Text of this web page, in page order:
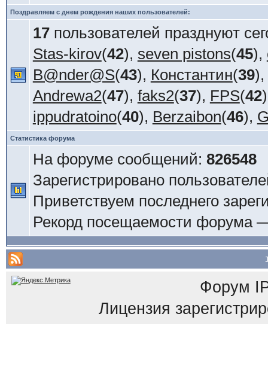
Поздравляем с днем рождения наших пользователей:
17пользователей празднуют
Stas-kirov(42), seven pistons(45),
B@nder@S(43), Константин(39),
Andrewa2(47), faks2(37), FPS(42
ippudratoino(40), Berzaibon(46),
Статистика форума
На форуме сообщений: 826548
Зарегистрировано
Приветствуем последнего
Рекорд посещаемости форума
Форум
Лицензия